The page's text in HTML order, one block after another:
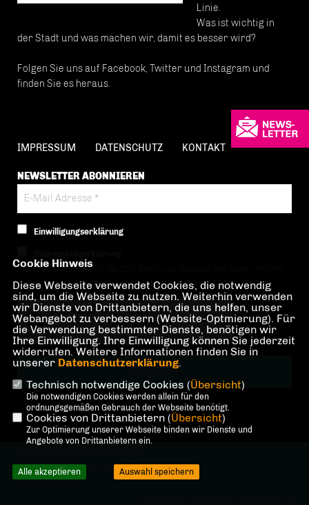
Linie.
Was ist wichtig in
der Stadt und was machen wir, damit es besser wird?
Folgen Sie uns auf Facebook, Twitter und Instagram und
finden Sie es heraus.
IMPRESSUM DATENSCHUTZ KONTAKT
NEWSLETTER ABONNIEREN
Einwilligungserklärung
Hiermit berechtige ich die CDU Berlin zur Nutzung der Daten im Sinn
der nachfolgenden Datenschutzerklärung.*
Anti-Roboter-Verifizierung
Hier klicken
Friendly Captcha ⇗
* Pflichtfeld!
Alle Rechte vorbehalten.
Cookie Hinweis
Diese Webseite verwendet Cookies, die notwendig
sind, um die Webseite zu nutzen. Weiterhin verwenden
wir Dienste von Drittanbietern, die uns helfen, unser
Webangebot zu verbessern (Website-Optmierung). Für
die Verwendung bestimmter Dienste, benötigen wir
Ihre Einwilligung. Ihre Einwilligung können Sie jederzeit
widerrufen. Weitere Informationen finden Sie in
unserer Datenschutzerklärung.
Technisch notwendige Cookies (Übersicht)
Die notwendigen Cookies werden allein für den
ordnungsgemäßen Gebrauch der Webseite benötigt.
Cookies von Drittanbietern (Übersicht)
Zur Optimierung unserer Webseite binden wir Dienste und
Angebote von Drittanbietern ein.
Alle akzeptieren Auswahl speichern